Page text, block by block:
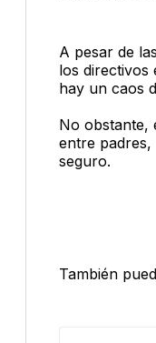
A pesar de
los directivos
hay un caos
No obstante,
entre
seguro.
También